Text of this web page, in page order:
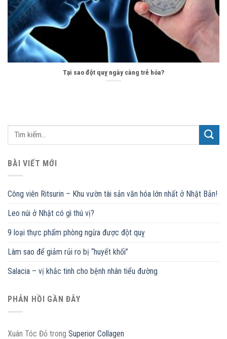
Tại sao đột quỵ ngày càng trẻ hóa?
BÀI VIẾT MỚI
Công viên Ritsurin – Khu vườn tài sản văn hóa lớn nhất ở Nhật Bản!
Leo núi ở Nhật có gì thú vị?
9 loại thực phẩm phòng ngừa được đột quỵ
Làm sao để giảm rủi ro bị “huyết khối”
Salacia – vị khắc tinh cho bệnh nhân tiểu đường
PHẢN HỒI GẦN ĐÂY
Xuân Tóc Đỏ trong Superior Collagen